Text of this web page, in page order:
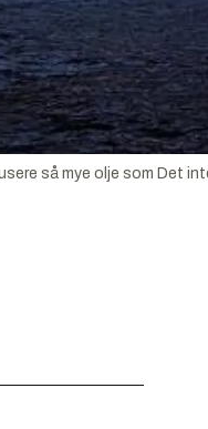
så mye olje som Det